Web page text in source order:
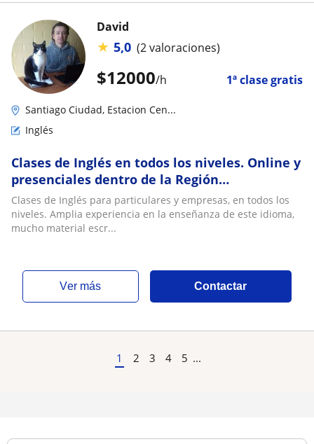
$12000/h 1ª clase gratis
David
★ 5,0 (2 valoraciones)
Santiago Ciudad, Estacion Cen...
Inglés
Clases de Inglés en todos los niveles. Online y
presenciales dentro de la Región
Metropolitana
Clases de Inglés para particulares y empresas, en todos los
niveles. Amplia experiencia en la enseñanza de este idioma,
mucho material escr...
ver más Contactar
1 2 3 4 5 ...